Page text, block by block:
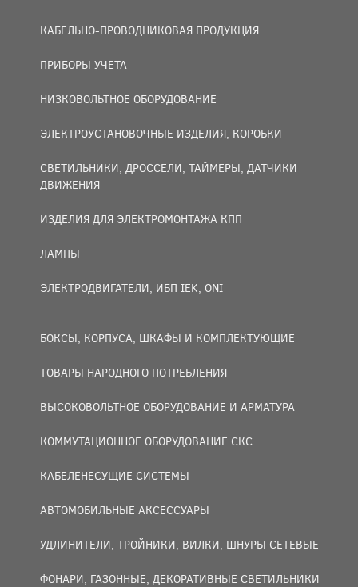
КАБЕЛЬНО-ПРОВОДНИКОВАЯ ПРОДУКЦИЯ
ПРИБОРЫ УЧЕТА
НИЗКОВОЛЬТНОЕ ОБОРУДОВАНИЕ
ЭЛЕКТРОУСТАНОВОЧНЫЕ ИЗДЕЛИЯ, КОРОБКИ
СВЕТИЛЬНИКИ, ДРОССЕЛИ, ТАЙМЕРЫ, ДАТЧИКИ
ДВИЖЕНИЯ
ИЗДЕЛИЯ ДЛЯ ЭЛЕКТРОМОНТАЖА КПП
ЛАМПЫ
ЭЛЕКТРОДВИГАТЕЛИ, ИБП IEK, ONI
БОКСЫ, КОРПУСА, ШКАФЫ И КОМПЛЕКТУЮЩИЕ
ТОВАРЫ НАРОДНОГО ПОТРЕБЛЕНИЯ
ВЫСОКОВОЛЬТНОЕ ОБОРУДОВАНИЕ И АРМАТУРА
КОММУТАЦИОННОЕ ОБОРУДОВАНИЕ СКС
КАБЕЛЕНЕСУЩИЕ СИСТЕМЫ
АВТОМОБИЛЬНЫЕ АКСЕССУАРЫ
УДЛИНИТЕЛИ, ТРОЙНИКИ, ВИЛКИ, ШНУРЫ СЕТЕВЫЕ
ФОНАРИ, ГАЗОННЫЕ, ДЕКОРАТИВНЫЕ СВЕТИЛЬНИКИ